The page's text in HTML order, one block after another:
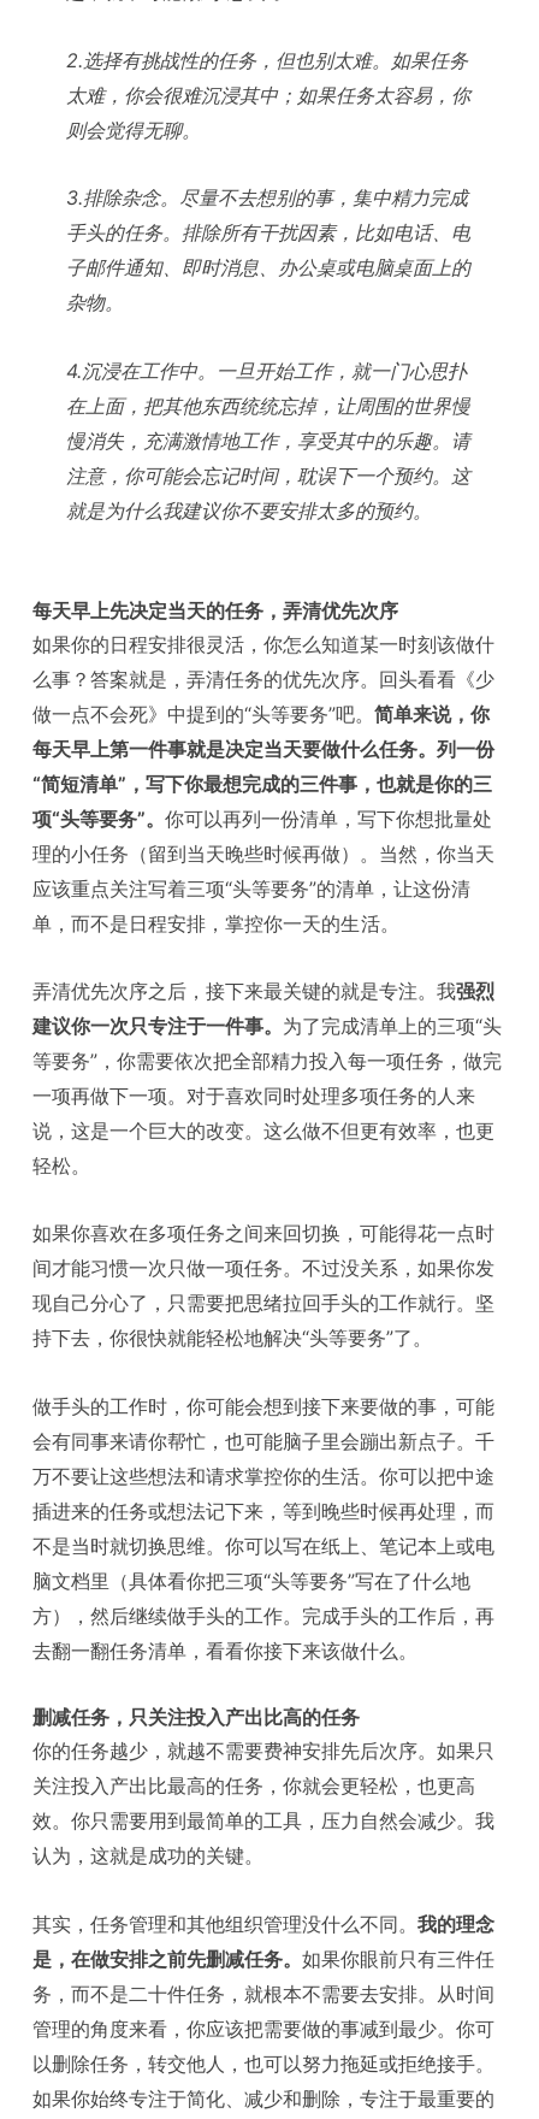
2.选择有挑战性的任务，但也别太难。如果任务
太难，你会很难沉浸其中；如果任务太容易，你
则会觉得无聊。
3.排除杂念。尽量不去想别的事，集中精力完成
手头的任务。排除所有干扰因素，比如电话、电
子邮件通知、即时消息、办公桌或电脑桌面上的
杂物。
4.沉浸在工作中。一旦开始工作，就一门心思扑
在上面，把其他东西统统忘掉，让周围的世界慢
慢消失，充满激情地工作，享受其中的乐趣。请
注意，你可能会忘记时间，耽误下一个预约。这
就是为什么我建议你不要安排太多的预约。
每天早上先决定当天的任务，弄清优先次序
如果你的日程安排很灵活，你怎么知道某一时刻该做什
么事？答案就是，弄清任务的优先次序。回头看看《少
做一点不会死》中提到的“头等要务”吧。简单来说，你
每天早上第一件事就是决定当天要做什么任务。列一份
“简短清单”，写下你最想完成的三件事，也就是你的三
项“头等要务”。你可以再列一份清单，写下你想批量处
理的小任务（留到当天晚些时候再做）。当然，你当天
应该重点关注写着三项“头等要务”的清单，让这份清
单，而不是日程安排，掌控你一天的生 活。
弄清优先次序之后，接下来最关键的就是专注。我强烈
建议你一次只专注于一件事。 为了完成清单上的三项“头
等要务”，你需要依次把全部精力投入每一项任务，做完
一项再做下一项。对于喜欢同时处理多项任务的人来
说，这是一个巨大的改变。这么做不但更有效率，也更
轻松。
如果你喜欢在多项任务之间来回切换，可能得花一点时
间才能习惯一次只做一项任务。不过没关系，如果你发
现自己分心了，只需要把思绪拉回手头的工作就行。坚
持下去，你很快就能轻松地解决“头等要务”了。
做手头的工作时，你可能会想到接下来要做的事，可能
会有同事来请你帮忙，也可能脑子里会蹦出新点子。千
万不要让这些想法和请求掌控你的生活。你可以把中途
插进来的任务或想法记下来，等到晚些时候再处理，而
不是当时就切换思维。你可以写在纸上、笔记本上或电
脑文档里（具体看你把三项“头等要务”写在了什么地
方），然后继续做手头的工作。完成手头的工作后，再
去翻一翻任务清单，看看你接下来该做什么。
删减任务，只关注投入产出比高的任务
你的任务越少，就越不需要费神安排先后次序。如果只
关注投入产出比最高的任务，你就会更轻松，也更高
效。你只需要用到最简单的工具，压力自然会减少。我
认为，这就是成功的关键。
其实，任务管理和其他组织管理没什么不同。我的理念
是，在做安排之前先删减任务。如果你眼前只有三件任
务，而不是二十件任务，就根本不需要去安排。从时间
管理的角度来看，你应该把需要做的事减到最少。你可
以删除任务，转交他人，也可以努力拖延或拒绝接手。
如果你始终专注于简化、减少和删除，专注于最重要的